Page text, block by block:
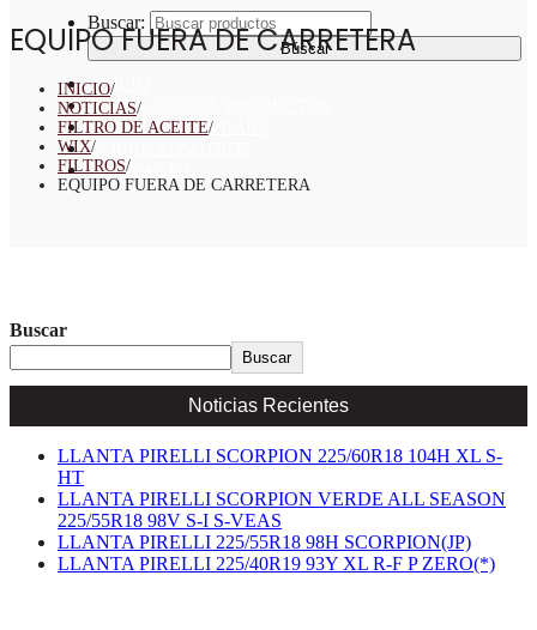
Buscar:
INICIO
CATÁLOGO DE PRODUCTOS
¿DONDE COMPRAR?
SOBRE NOSOTROS
CONTACTO
EQUIPO FUERA DE CARRETERA
INICIO/
NOTICIAS/
FILTRO DE ACEITE/
WIX/
FILTROS/
EQUIPO FUERA DE CARRETERA
Buscar
Buscar
Noticias Recientes
LLANTA PIRELLI SCORPION 225/60R18 104H XL S-
HT
LLANTA PIRELLI SCORPION VERDE ALL SEASON
225/55R18 98V S-I S-VEAS
LLANTA PIRELLI 225/55R18 98H SCORPION(JP)
LLANTA PIRELLI 225/40R19 93Y XL R-F P ZERO(*)